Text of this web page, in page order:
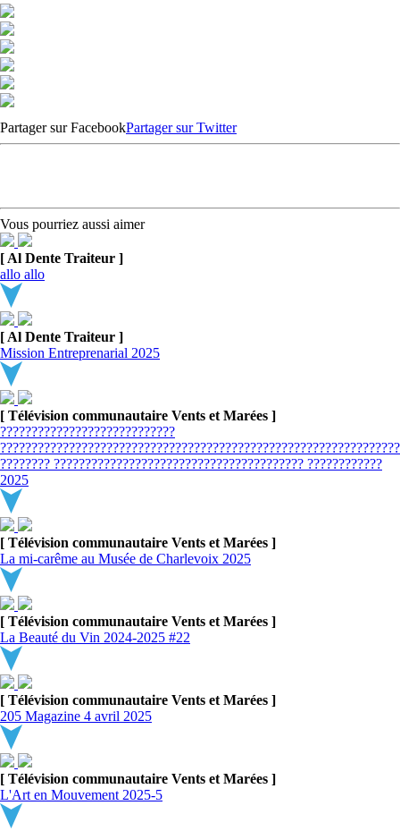
Partager sur FacebookPartager sur Twitter
Vous pourriez aussi aimer
[ Al Dente Traiteur ]
allo allo
[ Al Dente Traiteur ]
Mission Entreprenarial 2025
[ Télévision communautaire Vents et Marées ]
????????????????????????????
????????????????????????????????????????????????????????????????
???????? ???????????????????????????????????????? ????????????
2025
[ Télévision communautaire Vents et Marées ]
La mi-carême au Musée de Charlevoix 2025
[ Télévision communautaire Vents et Marées ]
La Beauté du Vin 2024-2025 #22
[ Télévision communautaire Vents et Marées ]
205 Magazine 4 avril 2025
[ Télévision communautaire Vents et Marées ]
L'Art en Mouvement 2025-5